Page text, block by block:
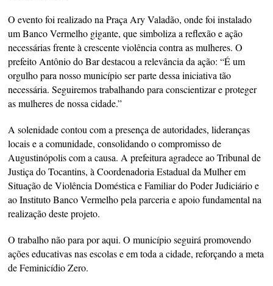
O evento foi realizado na Praça Ary Valadão, onde foi instalado
um Banco Vermelho gigante, que simboliza a reflexão e ação
necessárias frente à crescente violência contra as mulheres. O
prefeito Antônio do Bar destacou a relevância da ação: “É um
orgulho para nosso município ser parte dessa iniciativa tão
necessária. Seguiremos trabalhando para conscientizar e proteger
as mulheres de nossa cidade.”
A solenidade contou com a presença de autoridades, lideranças
locais e a comunidade, consolidando o compromisso de
Augustinópolis com a causa. A prefeitura agradece ao Tribunal de
Justiça do Tocantins, à Coordenadoria Estadual da Mulher em
Situação de Violência Doméstica e Familiar do Poder Judiciário e
ao Instituto Banco Vermelho pela parceria e apoio fundamental na
realização deste projeto.
O trabalho não para por aqui. O município seguirá promovendo
ações educativas nas escolas e em toda a cidade, reforçando a meta
de Feminicídio Zero.